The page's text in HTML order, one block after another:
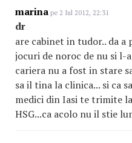
marina pe 2 Iul 2012, 22:31
dr
are cabinet in tudor.. da
jocuri de noroc de nu si l-
cariera nu a fost in stare
sa il tina la clinica... si ca
medici din Iasi te trimite
HSG...ca acolo nu il stie